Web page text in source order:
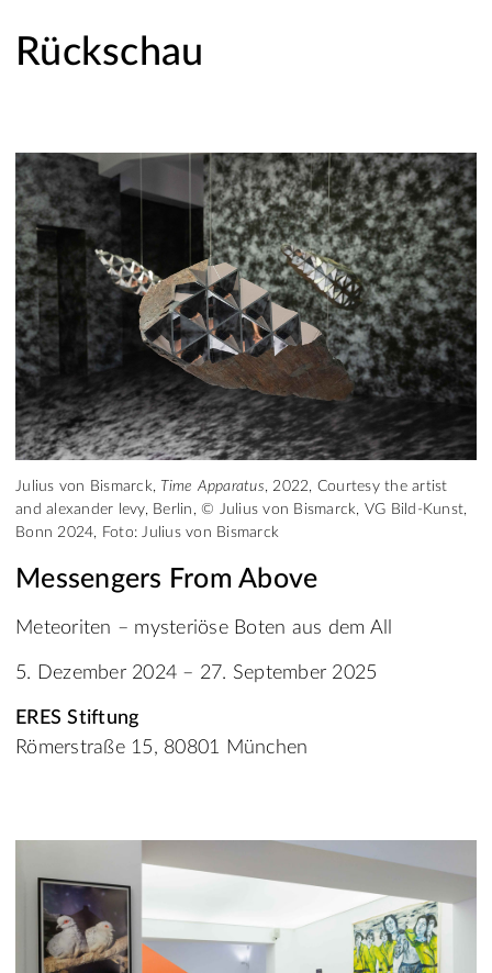
Rückschau
Julius von Bismarck, Time Apparatus, 2022, Courtesy the artist
and alexander levy, Berlin, © Julius von Bismarck, VG Bild-Kunst,
Bonn 2024, Foto: Julius von Bismarck
Messengers From Above
Meteoriten – mysteriöse Boten aus dem All
5. Dezember 2024 – 27. September 2025
ERES Stiftung
Römerstraße 15, 80801 München